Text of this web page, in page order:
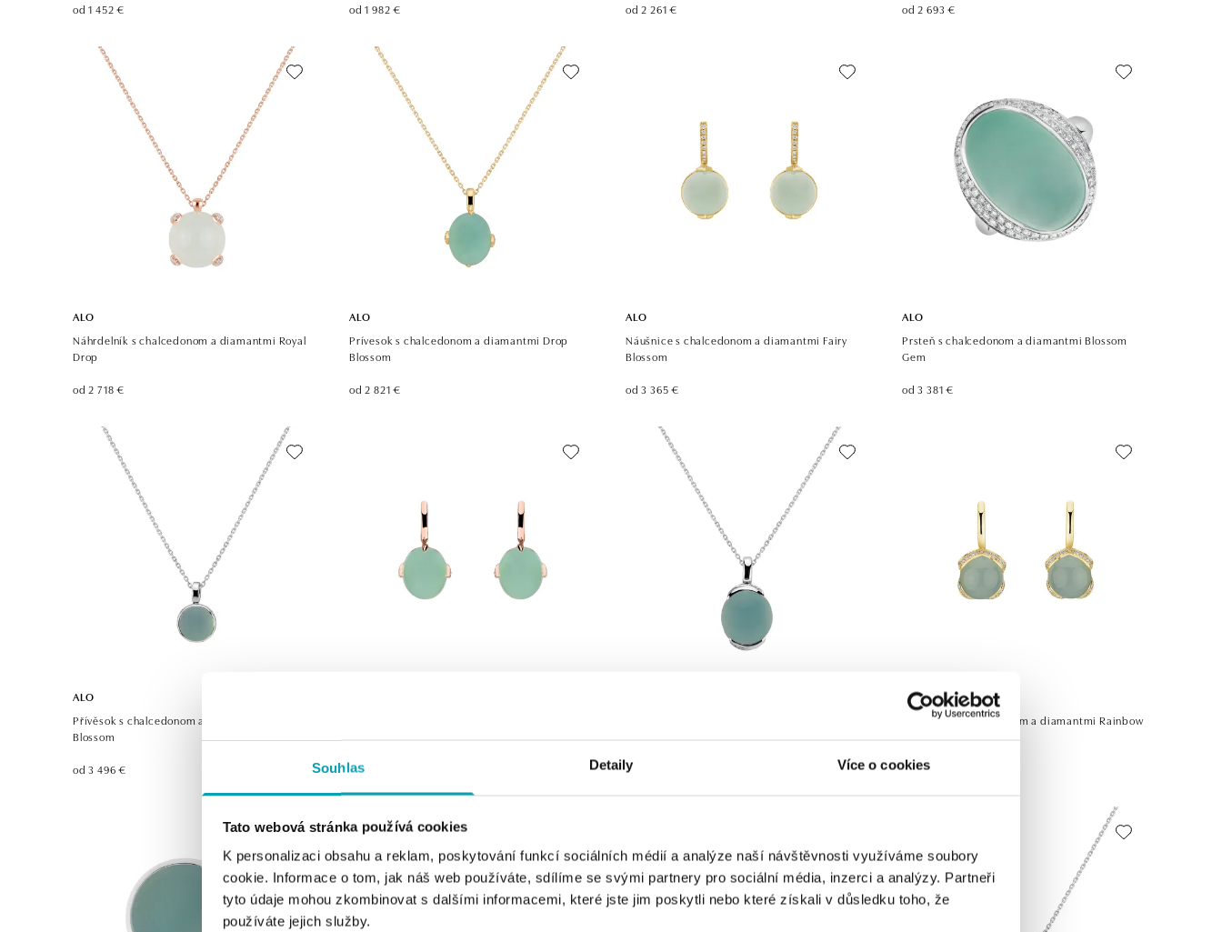
Souhlas Detaily Více o cookies
Tato webová stránka používá cookies
K personalizaci obsahu a reklam, poskytování funkcí sociálních médií a analýze naší návštěvnosti využíváme soubory
cookie. Informace o tom, jak náš web používáte, sdílíme se svými partnery pro sociální média, inzerci a analýzy. Partneři
tyto údaje mohou zkombinovat s dalšími informacemi, které jste jim poskytli nebo které získali v důsledku toho, že
používáte jejich služby.
od 1 452 € od 1 982 € od 2 261 € od 2 693 €
ALO
Náhrdelník s chalcedonom a diamantmi Royal
Drop
od 2 718 €
ALO
Prívesok s chalcedonom a diamantmi Drop
Blossom
od 2 821 €
ALO
Náušnice s chalcedonom a diamantmi Fairy
Blossom
od 3 365 €
ALO
Prsteň s chalcedonom a diamantmi Blossom
Gem
od 3 381 €
ALO
Přívěsok s chalcedonom a diamantmi Mellow
Blossom
od 3 496 € od 3 626 € od 3 640 €
ALO
Náušnice s chalcedonom a diamantmi Rainbow
od 3 747 €